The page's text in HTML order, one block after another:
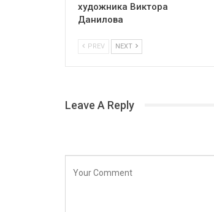
художника Виктора
Данилова
PREV NEXT
Leave A Reply